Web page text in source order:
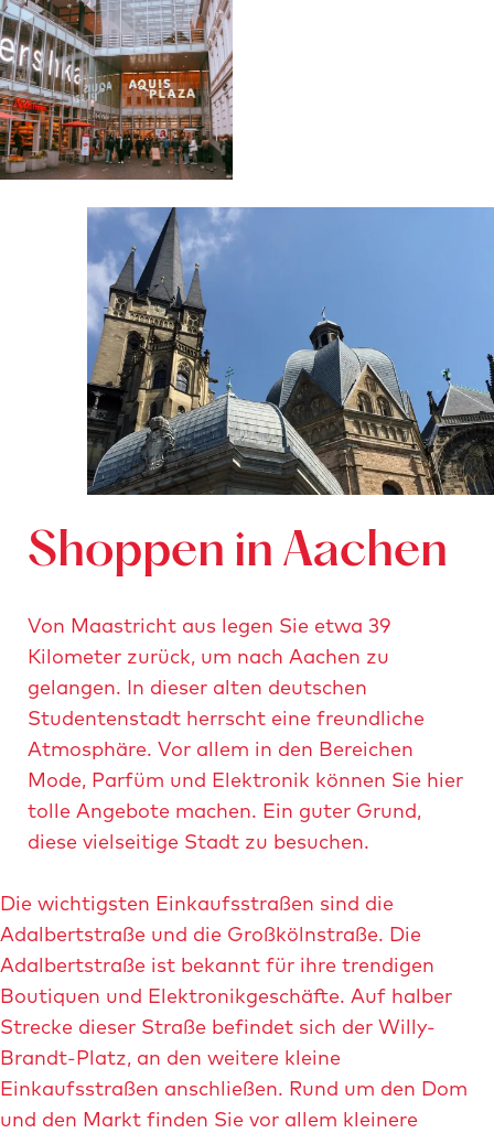
Shoppen in Aachen
Von Maastricht aus legen Sie etwa 39
Kilometer zurück, um nach Aachen zu
gelangen. In dieser alten deutschen
Studentenstadt herrscht eine freundliche
Atmosphäre. Vor allem in den Bereichen
Mode, Parfüm und Elektronik können Sie hier
tolle Angebote machen. Ein guter Grund,
diese vielseitige Stadt zu besuchen.
Die wichtigsten Einkaufsstraßen sind die
Adalbertstraße und die Großkölnstraße. Die
Adalbertstraße ist bekannt für ihre trendigen
Boutiquen und Elektronikgeschäfte. Auf halber
Strecke dieser Straße befindet sich der Willy-
Brandt-Platz, an den weitere kleine
Einkaufsstraßen anschließen. Rund um den Dom
und den Markt finden Sie vor allem kleinere